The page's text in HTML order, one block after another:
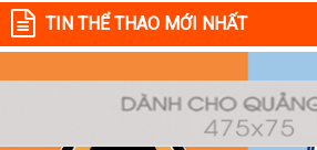
truy cập vào chuyên mục
Lịch Thi Đấu
mọi người hoàn toàn nắm rõ được chính
đấu bóng đá Việt Nam hay trên Thế giới
tới. Hoặc thời gian trận đấu bóng đá
cả 2 đội tuyển bóng đá đang đạt
Không chỉ dừng lại ở đó, những người
TIN THỂ THAO MỚI NHẤT